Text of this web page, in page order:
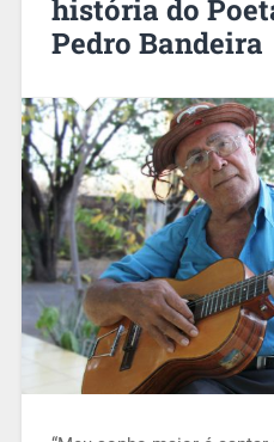
história do
Pedro Bandeira